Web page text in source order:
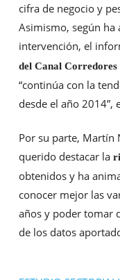
cifra de negocio y
Asimismo, según ha
intervención, el
del Canal Corredores
“continúa con la
desde el año 2014”,
Por su parte, Martín
querido destacar la
obtenidos y ha
conocer mejor las
años y poder tomar
de los datos